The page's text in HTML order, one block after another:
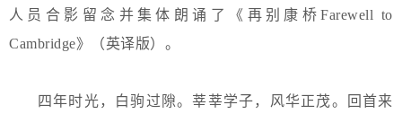
人员合影留念并集体朗诵了《再别康桥Farewell to
Cambridge》（英译版）。
四年时光，白驹过隙。莘莘学子，风华正茂。回首来